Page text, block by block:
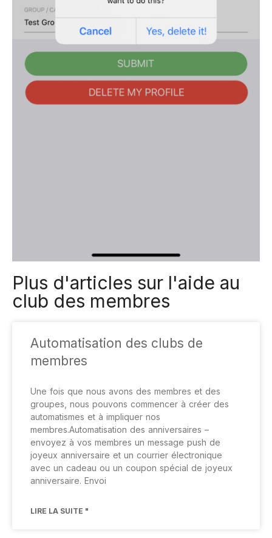
Plus d'articles sur l'aide au
club des membres
Automatisation des clubs de
membres
Une fois que nous avons des membres et des
groupes, nous pouvons commencer à créer des
automatismes et à impliquer nos
membres.Automatisation des anniversaires –
envoyez à vos membres un message push de
joyeux anniversaire et un courrier électronique
avec un cadeau ou un coupon spécial de joyeux
anniversaire. Envoi
LIRE LA SUITE "